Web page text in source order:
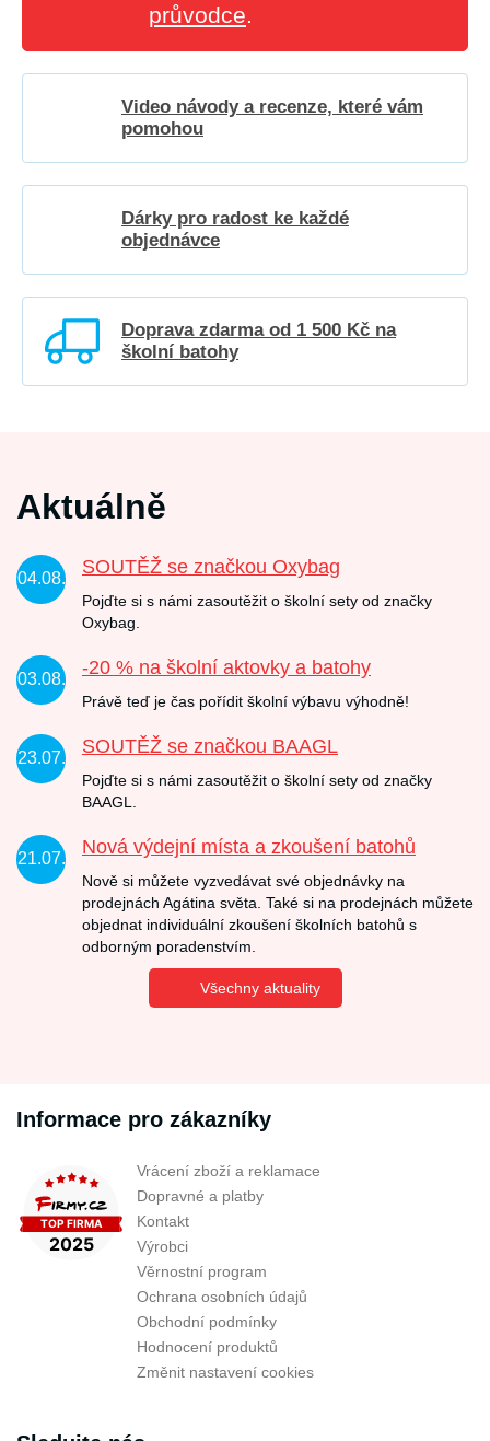
průvodce.
Video návody a recenze, které vám
pomohou
Dárky pro radost ke každé
objednávce
Doprava zdarma od 1 500 Kč na
školní batohy
Aktuálně
04.08.
SOUTĚŽ se značkou Oxybag
Pojďte si s námi zasoutěžit o školní sety od značky
Oxybag.
03.08.
-20 % na školní aktovky a batohy
Právě teď je čas pořídit školní výbavu výhodně!
23.07.
SOUTĚŽ se značkou BAAGL
Pojďte si s námi zasoutěžit o školní sety od značky
BAAGL.
21.07.
Nová výdejní místa a zkoušení batohů
Nově si můžete vyzvedávat své objednávky na
prodejnách Agátina světa. Také si na prodejnách můžete
objednat individuální zkoušení školních batohů s
odborným poradenstvím.
Všechny aktuality
Informace pro zákazníky
Vrácení zboží a reklamace
Dopravné a platby
Kontakt
Výrobci
Věrnostní program
Ochrana osobních údajů
Obchodní podmínky
Hodnocení produktů
Změnit nastavení cookies